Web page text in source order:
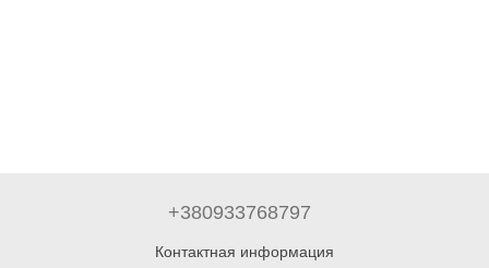
+380933768797
Контактная информация